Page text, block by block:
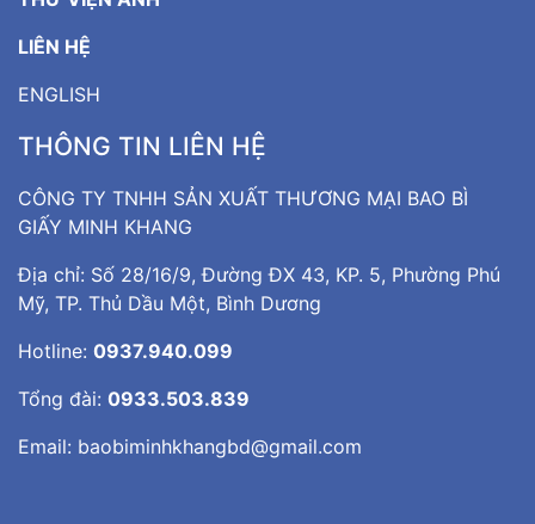
LIÊN HỆ
ENGLISH
THÔNG TIN LIÊN HỆ
CÔNG TY TNHH SẢN XUẤT THƯƠNG MẠI BAO BÌ
GIẤY MINH KHANG
Địa chỉ: Số 28/16/9, Đường ĐX 43, KP. 5, Phường Phú
Mỹ, TP. Thủ Dầu Một, Bình Dương
Hotline: 0937.940.099
Tổng đài: 0933.503.839
Email: baobiminhkhangbd@gmail.com